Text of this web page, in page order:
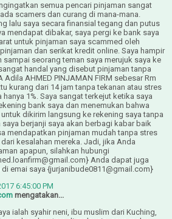
semua pencari pinjaman sangat
scamers dan curang di mana-mana.
lalu saya secara finansial tegang dan putus
mendapat dibakar, saya pergi ke bank saya
untuk pinjaman saya scammed oleh
dan serikat kredit online. Saya hampir
sampai seorang teman saya merujuk saya ke
handal yang disebut pinjaman tanpa
Adila AHMED PINJAMAN FIRM sebesar Rm
kurang dari 14 jam tanpa tekanan atau stres
1%. Saya sangat terkejut ketika saya
bank saya dan menemukan bahwa
dikirim langsung ke rekening saya tanpa
saya berjanji saya akan berbagi kabar baik
mendapatkan pinjaman mudah tanpa stres
kesalahan mereka. Jadi, jika Anda
apapun, silahkan hubungi
Anda dapat juga
emai saya {jurjanibude0811@gmail.com}
6:45:00 PM
mengatakan...
ialah syahir neni, ibu muslim dari Kuching,